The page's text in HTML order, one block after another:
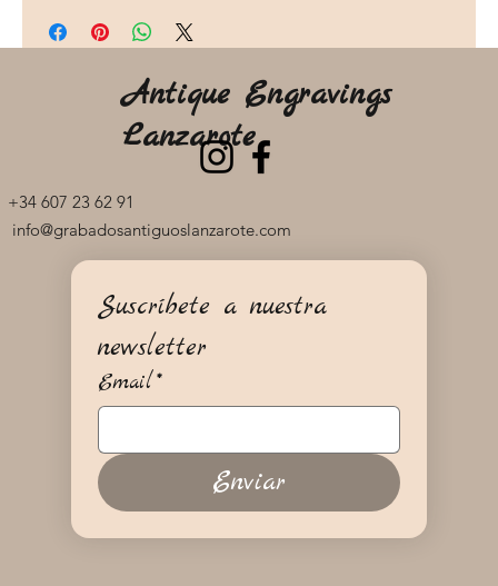
+34 607 23 62 91
info@grabadosantiguoslanzarote.com
Antique Engravings
Lanzarote
Suscríbete a nuestra
newsletter
Email*
Enviar